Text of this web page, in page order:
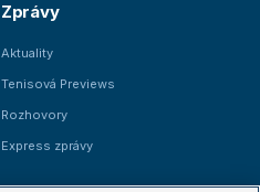
Zprávy
Aktuality
Tenisová Previews
Rozhovory
Express zprávy